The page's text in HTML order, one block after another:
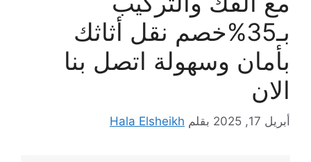
بـ35%خصم نقل أثاثك
بأمان وسهولة اتصل بنا
الان
أبريل 17, 2025 بقلم Hala Elsheikh